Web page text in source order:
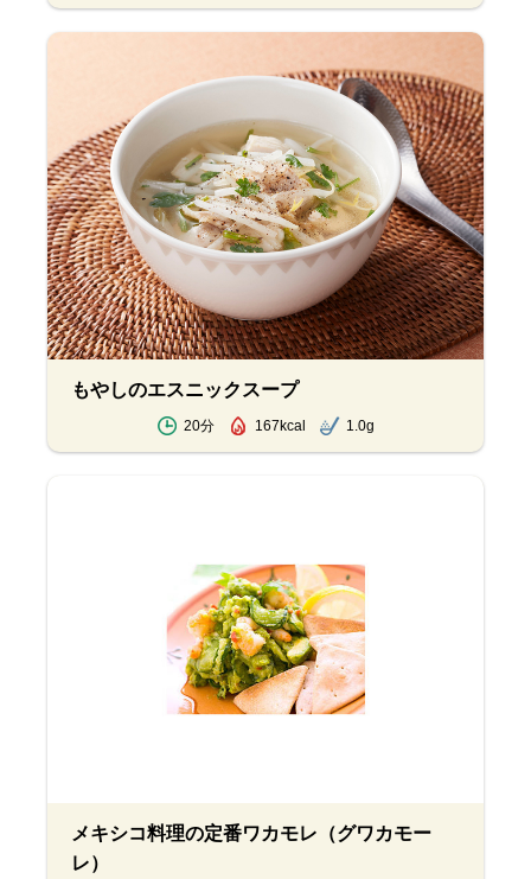
もやしのエスニックスープ
20分 167kcal 1.0g
メキシコ料理の定番ワカモレ（グワカモー
レ）